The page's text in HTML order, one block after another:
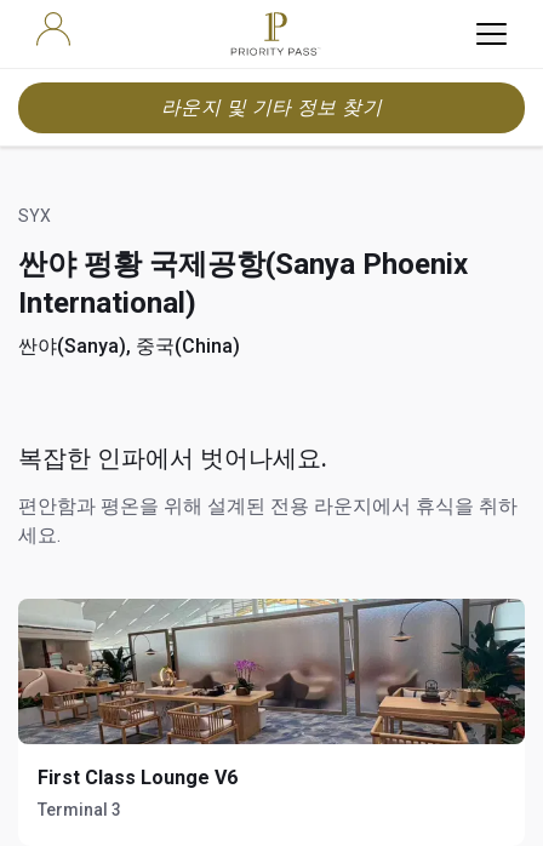
라운지 및 기타 정보 찾기
SYX
싼야 펑황 국제공항(Sanya Phoenix
International)
싼야(Sanya), 중국(China)
복잡한 인파에서 벗어나세요.
편안함과 평온을 위해 설계된 전용 라운지에서 휴식을 취하
세요.
First Class Lounge V6
Terminal 3